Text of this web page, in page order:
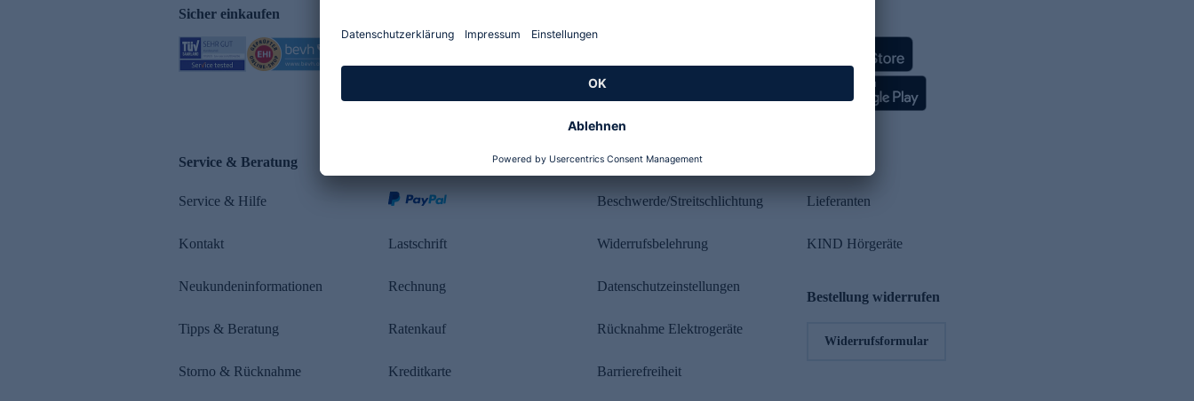
Sicher einkaufen
Service & Beratung
Service & Hilfe
Kontakt
Neukundeninformationen
Tipps & Beratung
Storno & Rücknahme
Lastschrift
Rechnung
Ratenkauf
Kreditkarte
Rechtliches
Beschwerde/Streitschlichtung
Widerrufsbelehrung
Datenschutzeinstellungen
Rücknahme Elektrogeräte
Barrierefreiheit
Lieferanten
KIND Hörgeräte
Bestellung widerrufen
Widerrufsformular